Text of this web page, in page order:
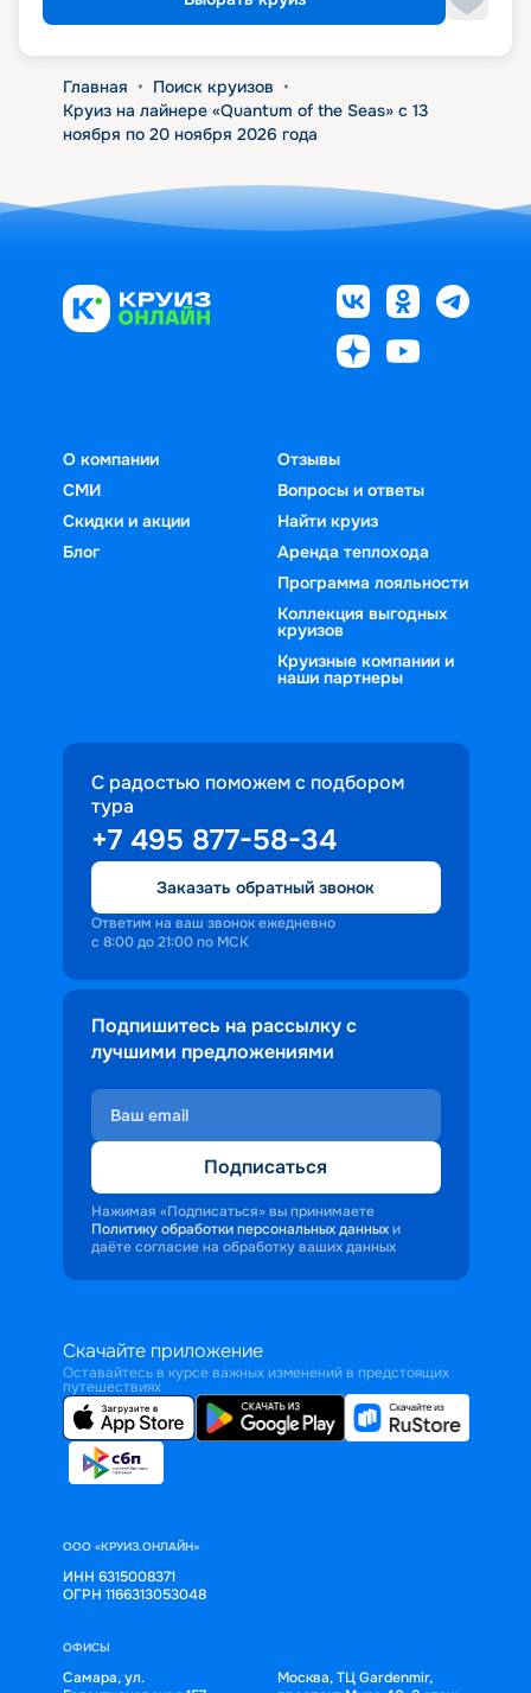
Главная • Поиск круизов •
Круиз на лайнере «Quantum of the Seas» с 13
ноября по 20 ноября 2026 года
О компании
СМИ
Скидки и акции
Блог
Отзывы
Вопросы и ответы
Найти круиз
Аренда теплохода
Программа лояльности
Коллекция выгодных
круизов
Круизные компании и
наши партнеры
С радостью поможем с подбором
тура
+7 495 877-58-34
Заказать обратный звонок
Ответим на ваш звонок ежедневно
с 8:00 до 21:00 по МСК
Подпишитесь на рассылку с
лучшими предложениями
Подписаться
Нажимая «Подписаться» вы принимаете
Политику обработки персональных данных и
даёте согласие на обработку ваших данных
Скачайте приложение
Оставайтесь в курсе важных изменений в предстоящих
путешествиях
ООО «КРУИЗ.ОНЛАЙН»
ИНН 6315008371
ОГРН 1166313053048
ОФИСЫ
Самара, ул.
Москва, ТЦ Gardenmir,